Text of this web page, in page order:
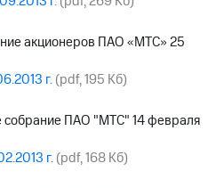
акционеров ПАО «МТС» 25
г.(pdf, 195 Кб)
ПАО "МТС" 14 февраля
г.(pdf, 168 Кб)